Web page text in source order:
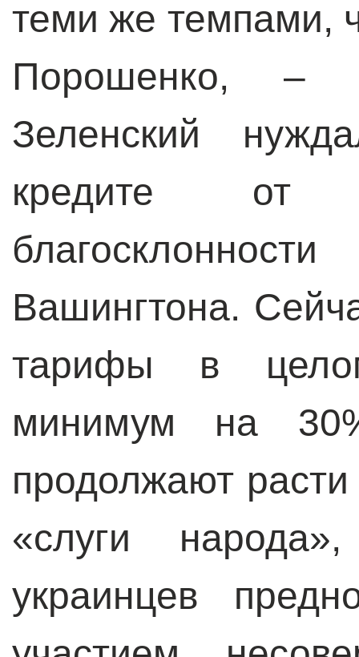
теми же темпами,
Порошенко, –
Зеленский
кредите от
Вашингтона.
тарифы в
минимум на
продолжают
«слуги
украинцев